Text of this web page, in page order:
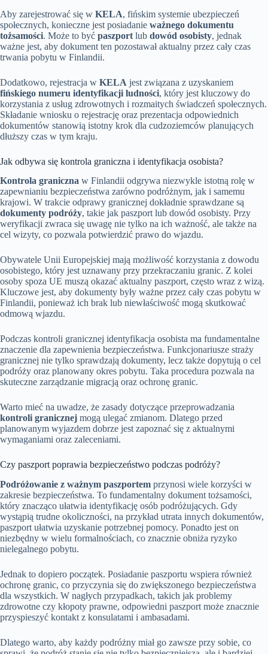
Aby zarejestrować się w KELA, fińskim systemie ubezpieczeń
społecznych, konieczne jest posiadanie ważnego dokumentu
tożsamości. Może to być paszport lub dowód osobisty, jednak
ważne jest, aby dokument ten pozostawał aktualny przez cały czas
trwania pobytu w Finlandii.
Dodatkowo, rejestracja w KELA jest związana z uzyskaniem
fińskiego numeru identyfikacji ludności, który jest kluczowy do
korzystania z usług zdrowotnych i rozmaitych świadczeń społecznych.
Składanie wniosku o rejestrację oraz prezentacja odpowiednich
dokumentów stanowią istotny krok dla cudzoziemców planujących
dłuższy czas w tym kraju.
Jak odbywa się kontrola graniczna i identyfikacja osobista?
Kontrola graniczna w Finlandii odgrywa niezwykle istotną rolę w
zapewnianiu bezpieczeństwa zarówno podróżnym, jak i samemu
krajowi. W trakcie odprawy granicznej dokładnie sprawdzane są
dokumenty podróży, takie jak paszport lub dowód osobisty. Przy
weryfikacji zwraca się uwagę nie tylko na ich ważność, ale także na
cel wizyty, co pozwala potwierdzić prawo do wjazdu.
Obywatele Unii Europejskiej mają możliwość korzystania z dowodu
osobistego, który jest uznawany przy przekraczaniu granic. Z kolei
osoby spoza UE muszą okazać aktualny paszport, często wraz z wizą.
Kluczowe jest, aby dokumenty były ważne przez cały czas pobytu w
Finlandii, ponieważ ich brak lub niewłaściwość mogą skutkować
odmową wjazdu.
Podczas kontroli granicznej identyfikacja osobista ma fundamentalne
znaczenie dla zapewnienia bezpieczeństwa. Funkcjonariusze straży
granicznej nie tylko sprawdzają dokumenty, lecz także dopytują o cel
podróży oraz planowany okres pobytu. Taka procedura pozwala na
skuteczne zarządzanie migracją oraz ochronę granic.
Warto mieć na uwadze, że zasady dotyczące przeprowadzania
kontroli granicznej mogą ulegać zmianom. Dlatego przed
planowanym wyjazdem dobrze jest zapoznać się z aktualnymi
wymaganiami oraz zaleceniami.
Czy paszport poprawia bezpieczeństwo podczas podróży?
Podróżowanie z ważnym paszportem przynosi wiele korzyści w
zakresie bezpieczeństwa. To fundamentalny dokument tożsamości,
który znacząco ułatwia identyfikację osób podróżujących. Gdy
wystąpią trudne okoliczności, na przykład utrata innych dokumentów,
paszport ułatwia uzyskanie potrzebnej pomocy. Ponadto jest on
niezbędny w wielu formalnościach, co znacznie obniża ryzyko
nielegalnego pobytu.
Jednak to dopiero początek. Posiadanie paszportu wspiera również
ochronę granic, co przyczynia się do zwiększonego bezpieczeństwa
dla wszystkich. W nagłych przypadkach, takich jak problemy
zdrowotne czy kłopoty prawne, odpowiedni paszport może znacznie
przyspieszyć kontakt z konsulatami i ambasadami.
Dlatego warto, aby każdy podróżny miał go zawsze przy sobie, co